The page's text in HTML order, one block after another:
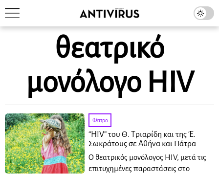
θεατρικό
μονόλογο HIV
θέατρο
“HIV” του Θ. Τριαρίδη και της Έ.
Σωκράτους σε Αθήνα και Πάτρα
Ο θεατρικός μονόλογος HIV, μετά τις
επιτυχημένες παραστάσεις στο